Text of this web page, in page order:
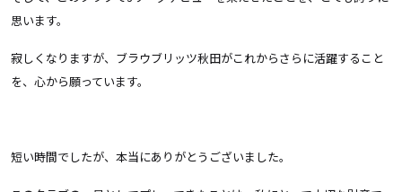
思います。
寂しくなりますが、ブラウブリッツ秋田がこれからさらに活躍すること
を、心から願っています。
短い時間でしたが、本当にありがとうございました。